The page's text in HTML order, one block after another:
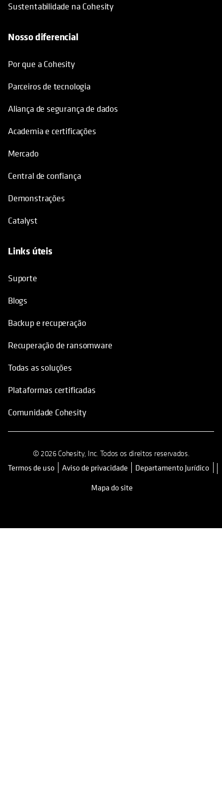
Sustentabilidade na Cohesity
Nosso diferencial
Por que a Cohesity
Parceiros de tecnologia
Aliança de segurança de dados
Academia e certificações
Mercado
Central de confiança
Demonstrações
Catalyst
Links úteis
Suporte
Blogs
Backup e recuperação
Recuperação de ransomware
Todas as soluções
Plataformas certificadas
Comunidade Cohesity
© 2026 Cohesity, Inc. Todos os direitos reservados.
Termos de usoopens in a new tab
Aviso de privacidade
Departamento Jurídico
Mapa do site